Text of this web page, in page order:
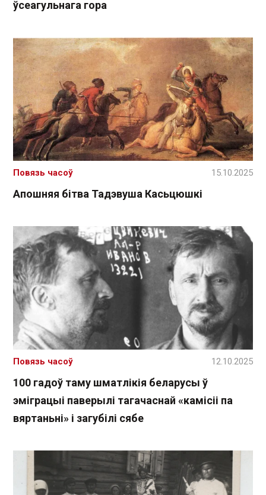
ўсеагульнага гора
Апошняя бітва Тадэвуша Касьцюшкі
Повязь часоў 15.10.2025
100 гадоў таму шматлікія беларусы ў
эміграцыі паверылі тагачаснай «камісіі па
вяртаньні» і загубілі сябе
Повязь часоў 12.10.2025